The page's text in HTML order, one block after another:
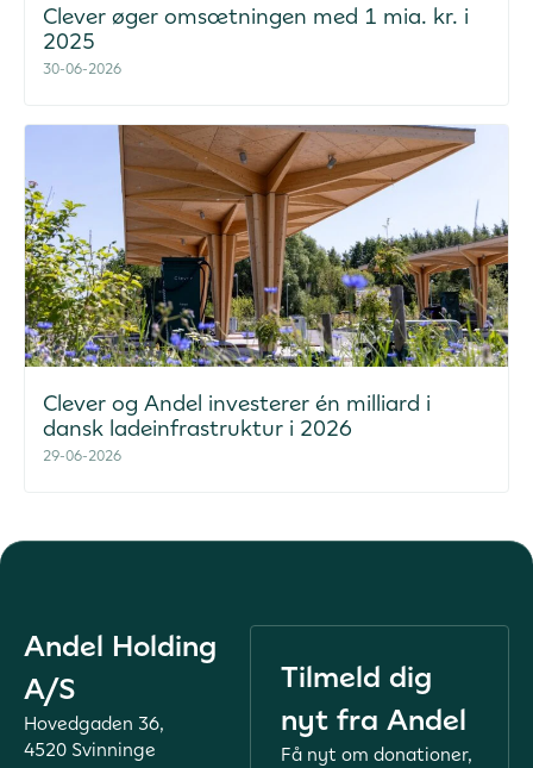
Clever øger omsætningen med 1 mia. kr. i
2025
30-06-2026
Clever og Andel investerer én milliard i
dansk ladeinfrastruktur i 2026
29-06-2026
Andel Holding
A/S
Hovedgaden 36,
4520 Svinninge
Tilmeld dig
nyt fra Andel
Få nyt om donationer,